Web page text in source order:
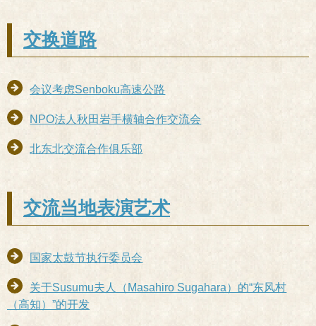
交换道路
会议考虑Senboku高速公路
NPO法人秋田岩手横轴合作交流会
北东北交流合作俱乐部
交流当地表演艺术
国家太鼓节执行委员会
关于Susumu夫人（Masahiro Sugahara）的“东风村
（高知）”的开发